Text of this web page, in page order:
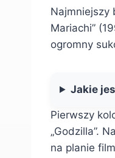
Najmniejszy
Mariachi”
ogromny
Jakie
Pierwszy
„Godzilla”.
na planie